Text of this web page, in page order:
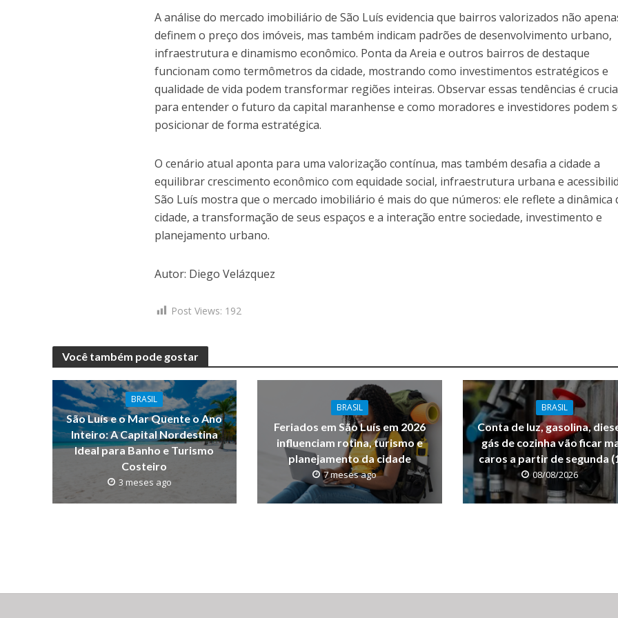
A análise do mercado imobiliário de São Luís evidencia que bairros valorizados não
definem o preço dos imóveis, mas também indicam padrões de desenvolvimento urbano,
infraestrutura e dinamismo econômico. Ponta da Areia e outros bairros de destaque
funcionam como termômetros da cidade, mostrando como investimentos estratégicos e
qualidade de vida podem transformar regiões inteiras. Observar essas tendências é
para entender o futuro da capital maranhense e como moradores e investidores podem
posicionar de forma estratégica.
O cenário atual aponta para uma valorização contínua, mas também desafia a cidade a
equilibrar crescimento econômico com equidade social, infraestrutura urbana e
São Luís mostra que o mercado imobiliário é mais do que números: ele reflete a dinâmica
cidade, a transformação de seus espaços e a interação entre sociedade, investimento e
planejamento urbano.
Autor: Diego Velázquez
Post Views: 192
Você também pode gostar
BRASIL
São Luís e o Mar Quente o Ano
Inteiro: A Capital Nordestina
Ideal para Banho e Turismo
Costeiro
3 meses ago
BRASIL
Feriados em São Luís em 2026
influenciam rotina, turismo e
planejamento da cidade
7 meses ago
BRASIL
Conta de luz, gasolina,
gás de cozinha vão ficar
caros a partir de segunda
08/08/2026